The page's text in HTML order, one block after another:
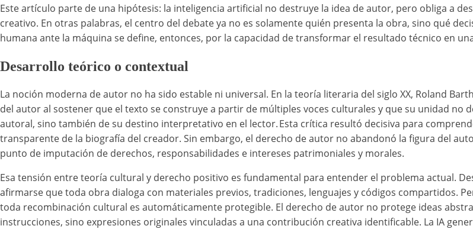
Este artículo parte de una hipótesis: la inteligencia artificial no destruye la idea de autor, pero obliga a
creativo. En otras palabras, el centro del debate ya no es solamente quién presenta la obra, sino qué
humana ante la máquina se define, entonces, por la capacidad de transformar el resultado técnico en
Desarrollo teórico o contextual
La noción moderna de autor no ha sido estable ni universal. En la teoría literaria del siglo XX, Roland
del autor al sostener que el texto se construye a partir de múltiples voces culturales y que su unidad no
autoral, sino también de su destino interpretativo en el lector. Esta crítica resultó decisiva para
transparente de la biografía del creador. Sin embargo, el derecho de autor no abandonó la figura del
punto de imputación de derechos, responsabilidades e intereses patrimoniales y morales.
Esa tensión entre teoría cultural y derecho positivo es fundamental para entender el problema actual.
afirmarse que toda obra dialoga con materiales previos, tradiciones, lenguajes y códigos compartidos.
toda recombinación cultural es automáticamente protegible. El derecho de autor no protege ideas
instrucciones, sino expresiones originales vinculadas a una contribución creativa identificable. La IA